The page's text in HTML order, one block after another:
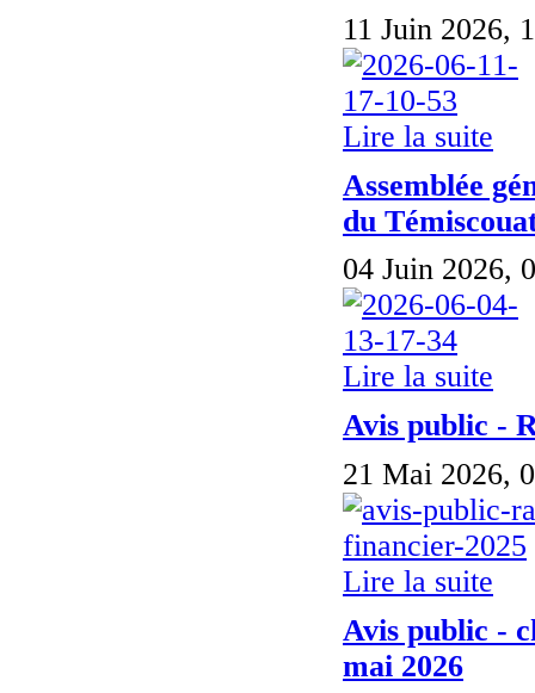
11 Juin 2026,
Lire la suite
Assemblée
du
04 Juin 2026,
Lire la suite
Avis public -
21 Mai 2026,
Lire la suite
Avis public -
mai 2026